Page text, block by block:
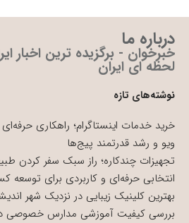
درباره ما
خبرخوان - برگزیده ترین اخبار
لحظه ای ایران
نوشته‌های تازه
خرید خدمات اینستاگرام؛ راهکاری حرفه‌ای
ویو و رشد قدرتمند پیج‌ها
تجهیزات چندکاره؛ راز سبک سفر کردن
انتخابی حرفه‌ای و کاربردی برای
بهترین کلینیک زیبایی در نزدیک شهر
بررسی کیفیت آموزشی مدارس خصوصی